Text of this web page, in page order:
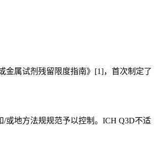
属试剂残留限度指南》[1]，首次制定了
地方法规规范予以控制。ICH Q3D不适